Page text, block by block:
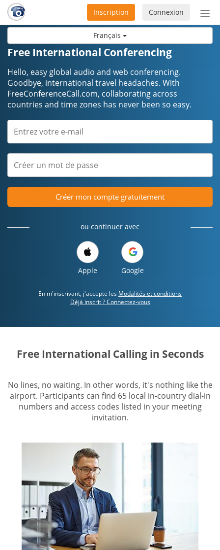
Français
ou
Connexion
Inscription
Free International Conferencing
Hello, easy global audio and web conferencing.
Goodbye, international travel headaches. ​​​​​​​With
FreeConferenceCall.com, collaborating across
countries and time zones has never been so easy.
Créer mon compte gratuitement
ou continuer avec
Apple Google
En m'inscrivant, j'accepte les Modalités et conditions
Déjà inscrit ? Connectez-vous
Free International Calling in Seconds
No lines, no waiting. In other words, it's nothing like the
airport. Participants can find 65 local in-country dial-in
numbers and access codes listed in your meeting
invitation.